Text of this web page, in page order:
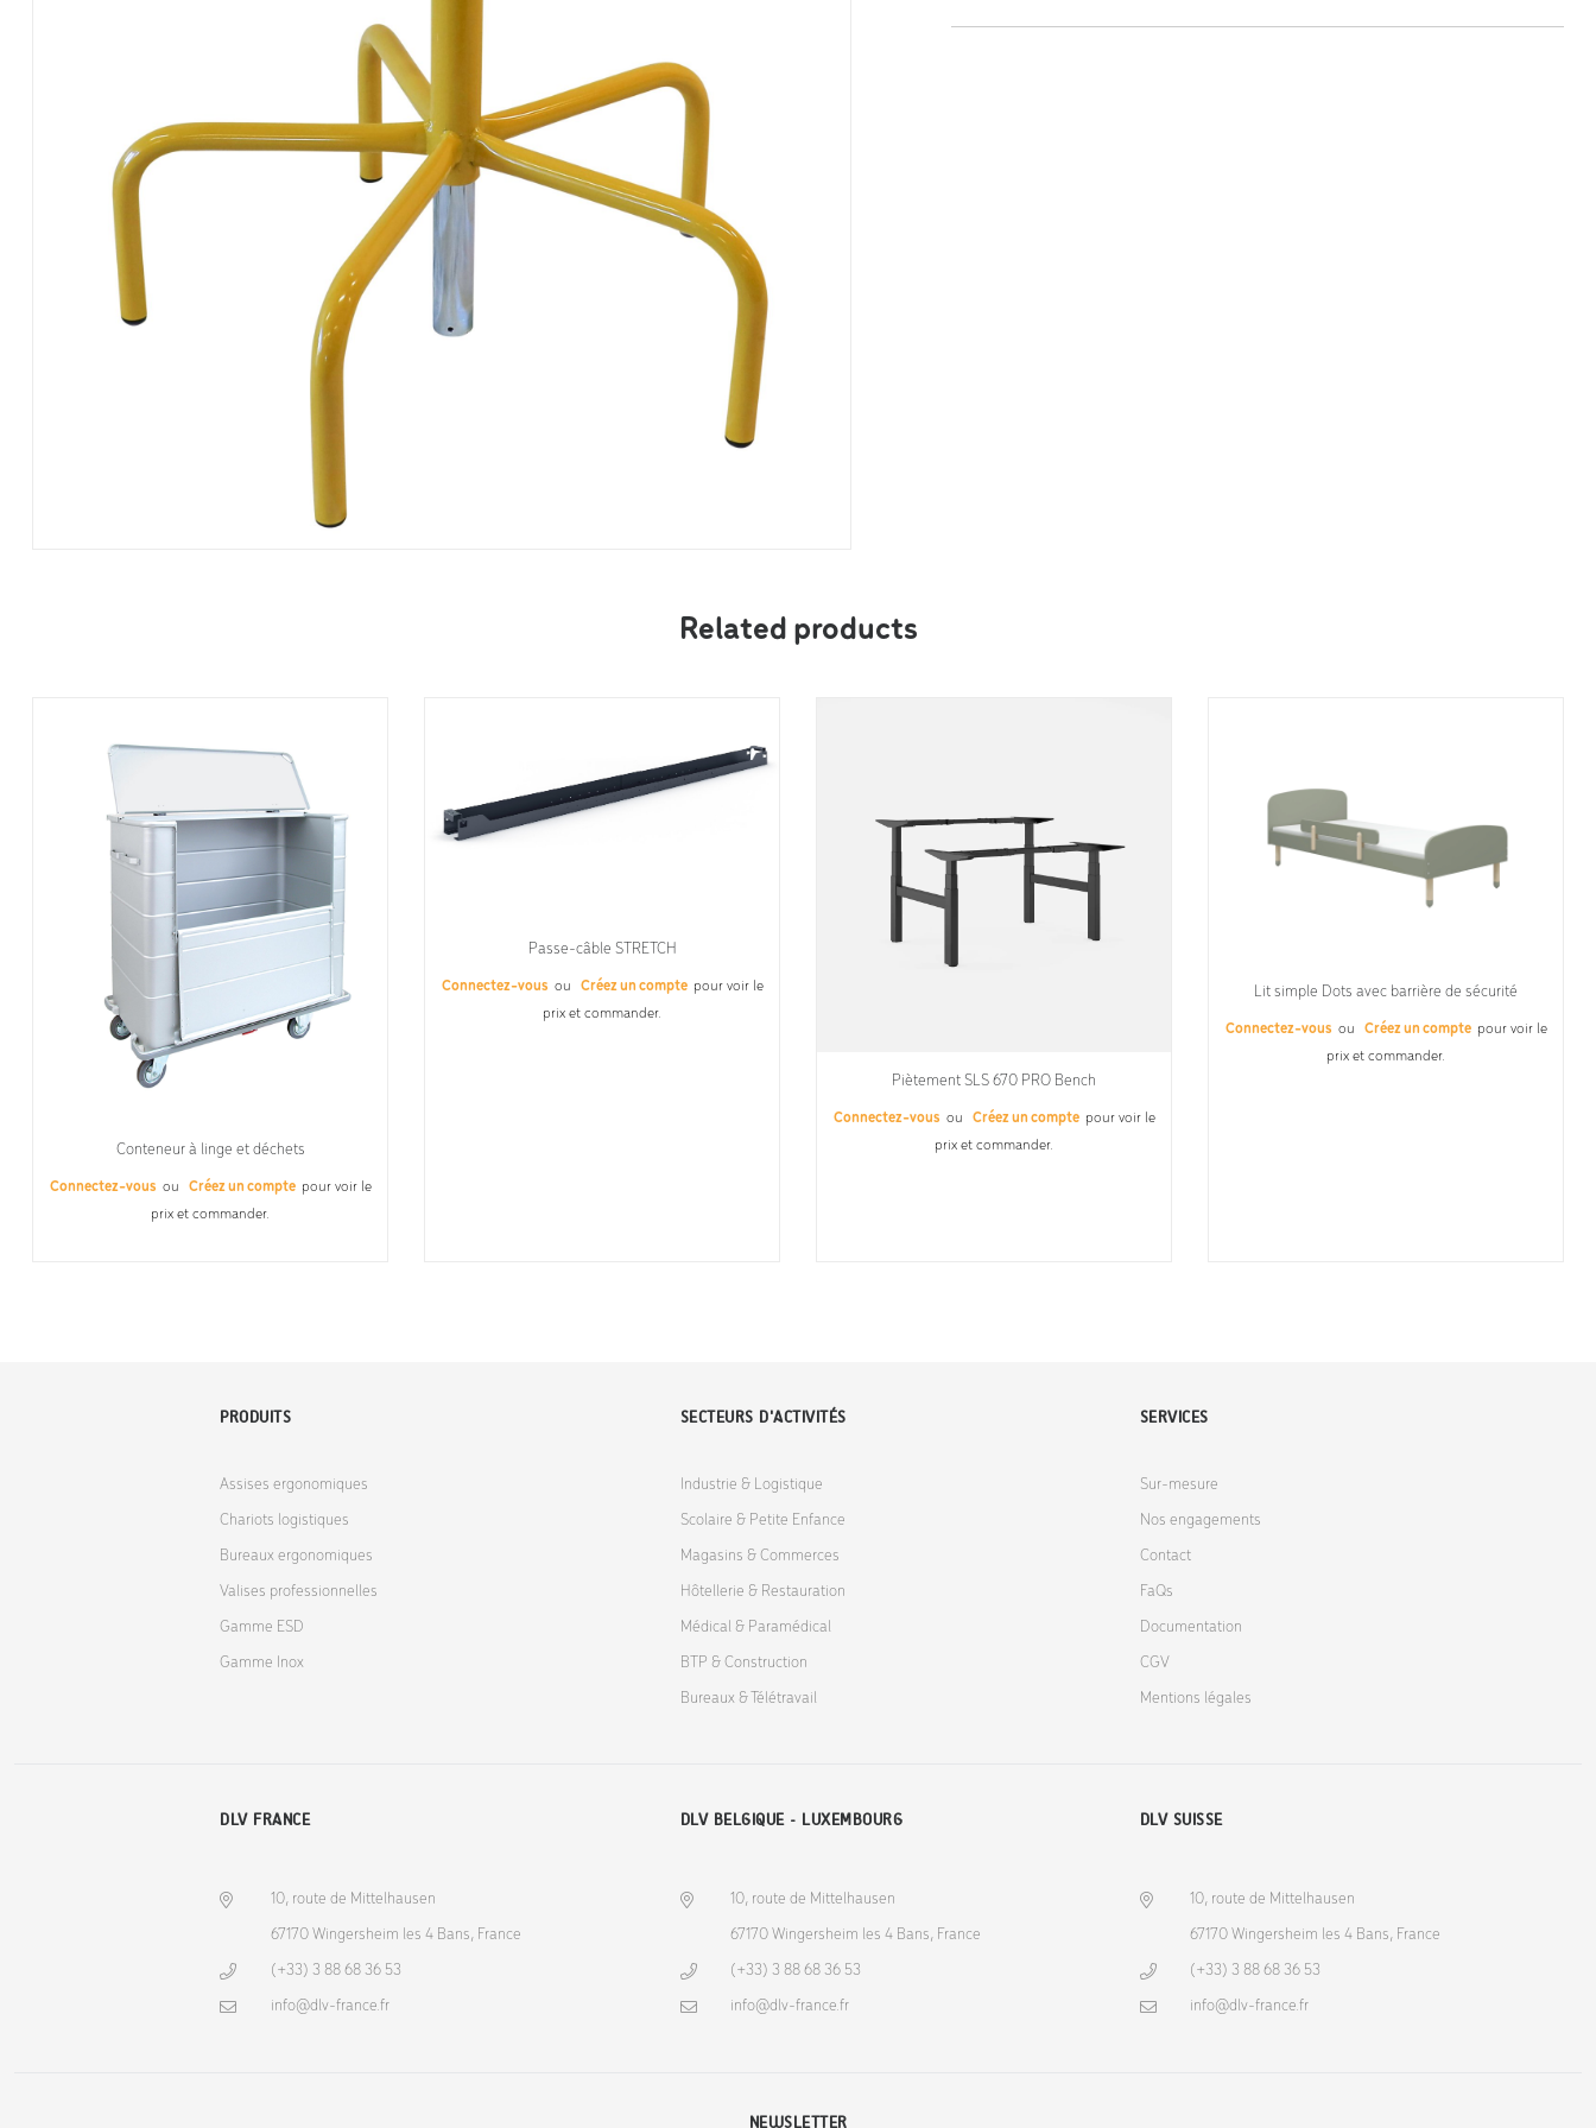
5 ans
Related products
Conteneur à linge et déchets
Connectez-vous ou Créez un compte pour voir le
prix et commander.
Passe-câble STRETCH
Connectez-vous ou Créez un compte pour voir le
prix et commander.
Piètement SLS 670 PRO Bench
Connectez-vous ou Créez un compte pour voir le
prix et commander.
Lit simple Dots avec barrière de sécurité
Connectez-vous ou Créez un compte pour voir le
prix et commander.
PRODUITS
Assises ergonomiques
Chariots logistiques
Bureaux ergonomiques
Valises professionnelles
Gamme ESD
Gamme Inox
SECTEURS D'ACTIVITÉS
Industrie & Logistique
Scolaire & Petite Enfance
Magasins & Commerces
Hôtellerie & Restauration
Médical & Paramédical
BTP & Construction
Bureaux & Télétravail
SERVICES
Sur-mesure
Nos engagements
Contact
FaQs
Documentation
CGV
Mentions légales
DLV FRANCE
10, route de Mittelhausen
67170 Wingersheim les 4 Bans, France
(+33) 3 88 68 36 53
info@dlv-france.fr
DLV BELGIQUE - LUXEMBOURG
10, route de Mittelhausen
67170 Wingersheim les 4 Bans, France
(+33) 3 88 68 36 53
info@dlv-france.fr
DLV SUISSE
10, route de Mittelhausen
67170 Wingersheim les 4 Bans, France
(+33) 3 88 68 36 53
info@dlv-france.fr
NEWSLETTER